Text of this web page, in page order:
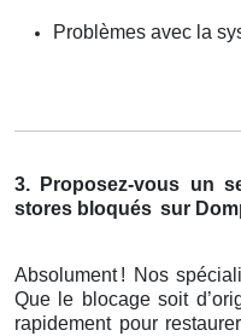
Problèmes avec la
3. Proposez-vous un
stores bloqués sur
Absolument ! Nos spé
Que le blocage soit d’
rapidement pour